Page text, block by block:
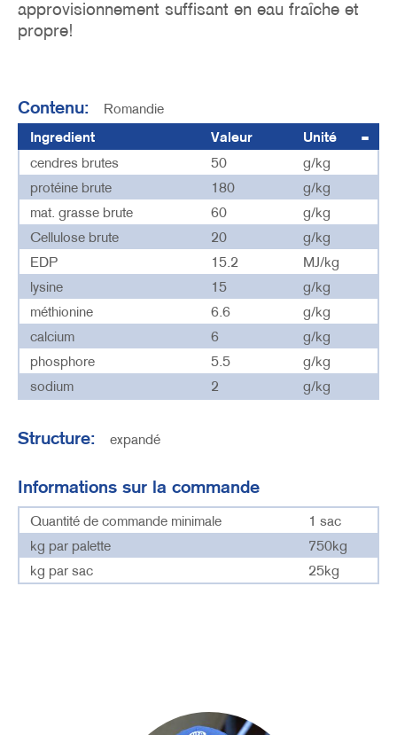
approvisionnement suffisant en eau fraîche et
propre!
Contenu:
Romandie
Ingredient
Valeur
Unité
cendres brutes
50
g/kg
protéine brute
180
g/kg
mat. grasse brute
60
g/kg
Cellulose brute
20
g/kg
EDP
15.2
MJ/kg
lysine
15
g/kg
méthionine
6.6
g/kg
calcium
6
g/kg
phosphore
5.5
g/kg
sodium
2 g/kg
Structure: expandé
Informations sur la commande
Quantité de commande minimale
1 sac
kg par palette
750kg
kg par sac
25kg